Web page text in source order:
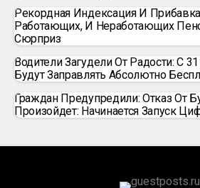
Рекордная Индексация И
Работающих, И Неработающих
Сюрприз
Водители Загудели От Радости: С
Будут Заправлять Абсолютно
Граждан Предупредили: Отказ От
Произойдет: Начинается Запуск